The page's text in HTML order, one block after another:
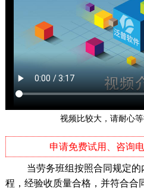
视频比较大，请耐心
申请免费试用、咨询
当劳务班组按照合同规定的
程，经验收质量合格，并符合合